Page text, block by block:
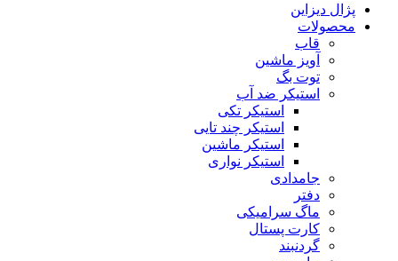
پژال دیزاین
محصولات
قاب
آویز ماشین
توت بگ
استیکر ضد آب
استیکر تکی
استیکر چند تایی
استیکر ماشین
استیکر نواری
جامدادی
دفتر
ماگ سرامیکی
کارت پستال
گردنبند